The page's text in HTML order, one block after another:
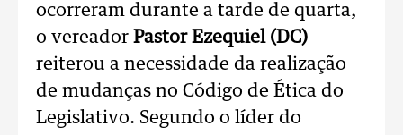
ocorreram durante a tarde de quarta,
o vereador Pastor Ezequiel (DC)
reiterou a necessidade da realização
de mudanças no Código de Ética do
Legislativo. Segundo o líder do